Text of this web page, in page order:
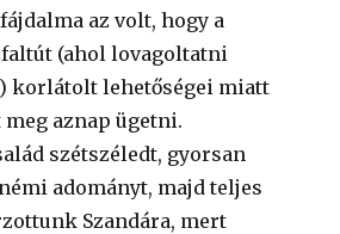
az volt, hogy a
(ahol lovagoltatni
korlátolt lehetőségei miatt
aznap ügetni.
szétszéledt, gyorsan
adományt, majd teljes
Szandára, mert